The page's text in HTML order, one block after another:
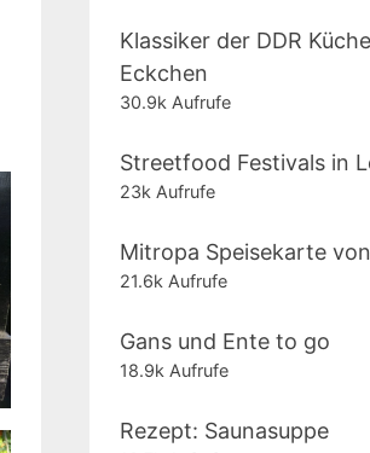
Klassiker der DDR
Eckchen
30.9k Aufrufe
Streetfood Festivals in
23k Aufrufe
Mitropa Speisekarte
21.6k Aufrufe
Gans und Ente to go
18.9k Aufrufe
Rezept: Saunasuppe